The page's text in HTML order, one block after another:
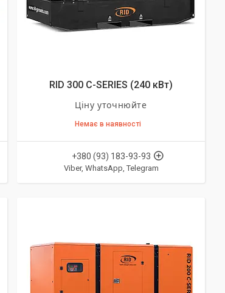
RID 300 C-SERIES (240 кВт)
Ціну уточнюйте
Немає в наявності
+380 (93) 183-93-93
Viber, WhatsApp, Telegram